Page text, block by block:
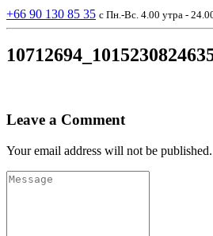
+66 90 130 85 35 с Пн.-Вс. 4.00 утра -
Leave a Comment
Your email address will not be